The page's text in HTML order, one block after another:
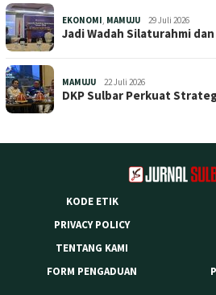
EKONOMI, MAMUJU 29 Juli 2026
Jadi Wadah Silaturahmi
MAMUJU 22 Juli 2026
DKP Sulbar Perkuat
KODE ETIK
PRIVACY POLICY
TENTANG KAMI
FORM PENGADUAN